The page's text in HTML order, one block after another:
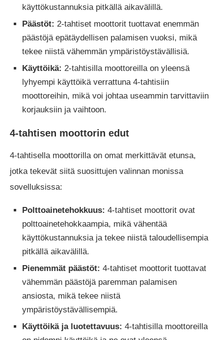
käyttökustannuksia pitkällä aikavälillä.
Päästöt: 2-tahtiset moottorit tuottavat enemmän
päästöjä epätäydellisen palamisen vuoksi, mikä
tekee niistä vähemmän ympäristöystävällisiä.
Käyttöikä: 2-tahtisilla moottoreilla on yleensä
lyhyempi käyttöikä verrattuna 4-tahtisiin
moottoreihin, mikä voi johtaa useammin tarvittaviin
korjauksiin ja vaihtoon.
4-tahtisen moottorin edut
4-tahtisella moottorilla on omat merkittävät etunsa,
jotka tekevät siitä suosittujen valinnan monissa
sovelluksissa:
Polttoainetehokkuus: 4-tahtiset moottorit ovat
polttoainetehokkaampia, mikä vähentää
käyttökustannuksia ja tekee niistä taloudellisempia
pitkällä aikavälillä.
Pienemmät päästöt: 4-tahtiset moottorit tuottavat
vähemmän päästöjä paremman palamisen
ansiosta, mikä tekee niistä
ympäristöystävällisempiä.
Käyttöikä ja luotettavuus: 4-tahtisilla moottoreilla